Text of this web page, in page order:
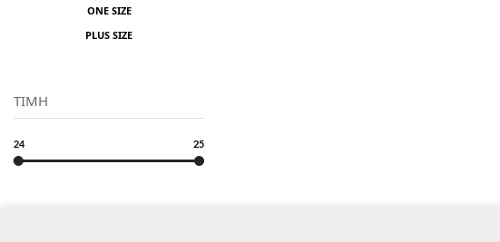
ONE SIZE
PLUS SIZE
ΤΙΜΗ
24 25